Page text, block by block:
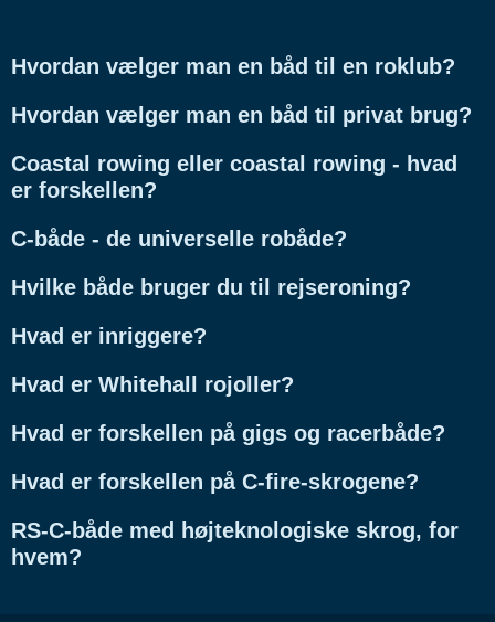
Hvordan vælger man en båd til en roklub?
Hvordan vælger man en båd til privat brug?
Coastal rowing eller coastal rowing - hvad
er forskellen?
C-både - de universelle robåde?
Hvilke både bruger du til rejseroning?
Hvad er inriggere?
Hvad er Whitehall rojoller?
Hvad er forskellen på gigs og racerbåde?
Hvad er forskellen på C-fire-skrogene?
RS-C-både med højteknologiske skrog, for
hvem?